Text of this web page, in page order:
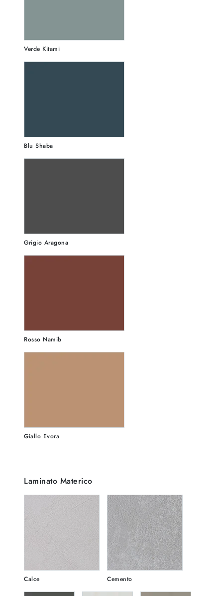
Verde Kitami
Blu Shaba
Grigio Aragona
Rosso Namib
Giallo Evora
Laminato Materico
Calce Cemento